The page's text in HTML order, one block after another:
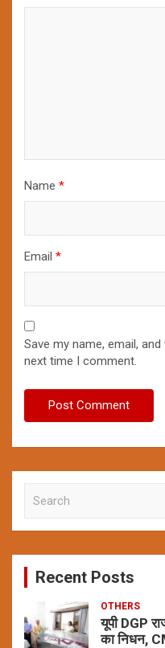
Name *
Email *
Save my name, email,
next time I comment.
c
Recent Posts
OTHERS
यूपी DGP
का निधन,